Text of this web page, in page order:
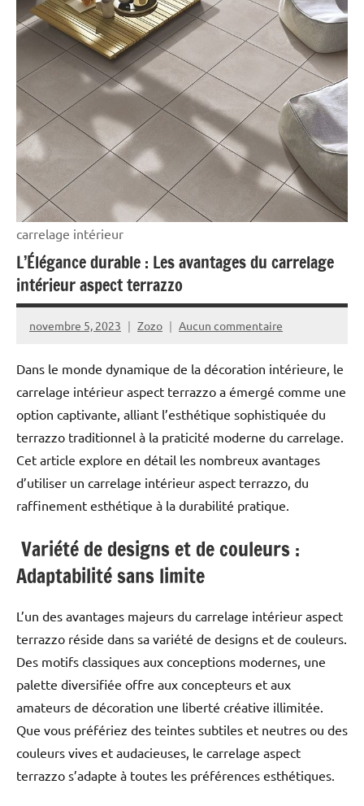
carrelage intérieur
L’Élégance durable : Les avantages du carrelage
intérieur aspect terrazzo
novembre 5, 2023 Zozo Aucun commentaire
Dans le monde dynamique de la décoration intérieure, le
carrelage intérieur aspect terrazzo a émergé comme une
option captivante, alliant l’esthétique sophistiquée du
terrazzo traditionnel à la praticité moderne du carrelage.
Cet article explore en détail les nombreux avantages
d’utiliser un carrelage intérieur aspect terrazzo, du
raffinement esthétique à la durabilité pratique.
Variété de designs et de couleurs :
Adaptabilité sans limite
L’un des avantages majeurs du carrelage intérieur aspect
terrazzo réside dans sa variété de designs et de couleurs.
Des motifs classiques aux conceptions modernes, une
palette diversifiée offre aux concepteurs et aux
amateurs de décoration une liberté créative illimitée.
Que vous préfériez des teintes subtiles et neutres ou des
couleurs vives et audacieuses, le carrelage aspect
terrazzo s’adapte à toutes les préférences esthétiques.